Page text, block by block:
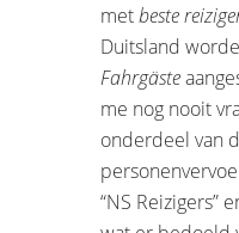
metbeste
Duitsland
Fahrgäste
me nog nooit
onderdeel van
“NS Reizigers”